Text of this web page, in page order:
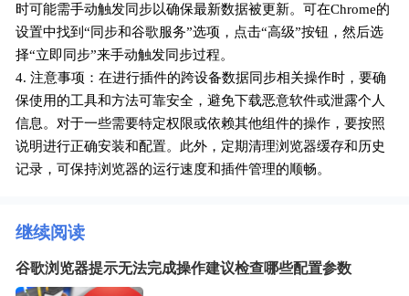
时可能需手动触发同步以确保最新数据被更新。可在Chrome的
设置中找到“同步和谷歌服务”选项，点击“高级”按钮，然后选
择“立即同步”来手动触发同步过程。
4. 注意事项：在进行插件的跨设备数据同步相关操作时，要确
保使用的工具和方法可靠安全，避免下载恶意软件或泄露个人
信息。对于一些需要特定权限或依赖其他组件的操作，要按照
说明进行正确安装和配置。此外，定期清理浏览器缓存和历史
记录，可保持浏览器的运行速度和插件管理的顺畅。
继续阅读
谷歌浏览器提示无法完成操作建议检查哪些配置参数